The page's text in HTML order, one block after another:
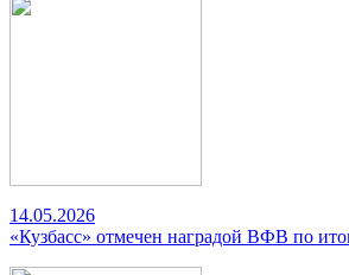
14.05.2026
«Кузбасс» отмечен наградой ВФВ по